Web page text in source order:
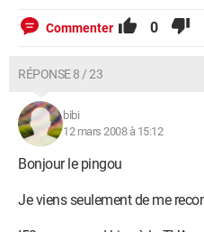
Commenter 0
RÉPONSE 8 / 23
bibi
12 mars 2008 à 15:12
Bonjour le pingou
Je viens seulement de me